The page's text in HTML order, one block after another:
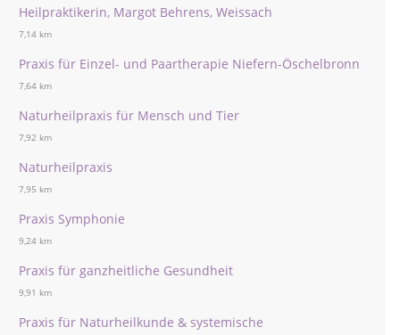
Heilpraktikerin, Margot Behrens, Weissach
7,14 km
Praxis für Einzel- und Paartherapie Niefern-Öschelbronn
7,64 km
Naturheilpraxis für Mensch und Tier
7,92 km
Naturheilpraxis
7,95 km
Praxis Symphonie
9,24 km
Praxis für ganzheitliche Gesundheit
9,91 km
Praxis für Naturheilkunde & systemische